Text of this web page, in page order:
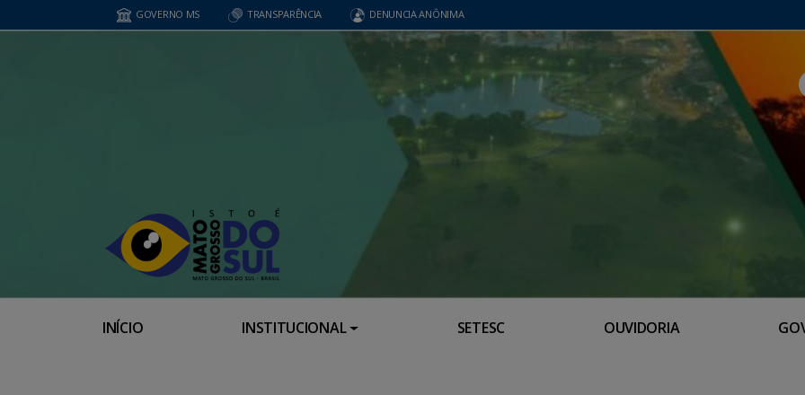
GOVERNO MS TRANSPARÊNCIA DENUNCIA ANÔNIMA
INÍCIO INSTITUCIONAL SETESC OUVIDORIA